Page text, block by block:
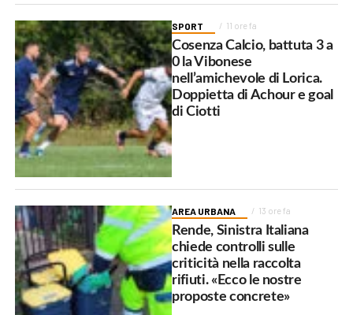
SPORT 11 ore fa
Cosenza Calcio, battuta 3 a
0 la Vibonese
nell’amichevole di Lorica.
Doppietta di Achour e goal
di Ciotti
AREA URBANA 13 ore fa
Rende, Sinistra Italiana
chiede controlli sulle
criticità nella raccolta
rifiuti. «Ecco le nostre
proposte concrete»